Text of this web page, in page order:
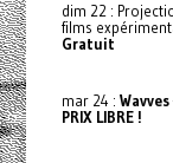
dim 22 :
films
Gratuit
mar 24 : Wavves
PRIX LIBRE !